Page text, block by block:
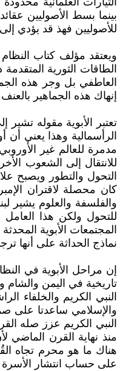
بينما بسط الأصوليين
للأصوليين فهذ قد يؤدي
ويعتقد مؤلف كتاب
الطاقات الثورية
العاطفي بل وجر هذه
إنهاك هذه الجماهير
تعتبر الأبوية مقوله
الرأسمالية وهذا يعني
مدمرة للعالم غير
للانتقال إلى الشعوب
التحول والتطور ويصبح
كان محصلة لاقتران
والفلسفة والعلوم يشير
للتحول ولكن هذا
المجتمعات الأبوية
نماذج الحداثة على أنها
إن مراحل الأبوية في
تاريخية في اليمن
النبي الكريم والخلفاء
والإسلامي ساعدتا على
النبي الكريم عزز صله
منذ نهاية القرن الماضي
هناك ما هو محرم تجاه
على حساب انتشار الأسرة